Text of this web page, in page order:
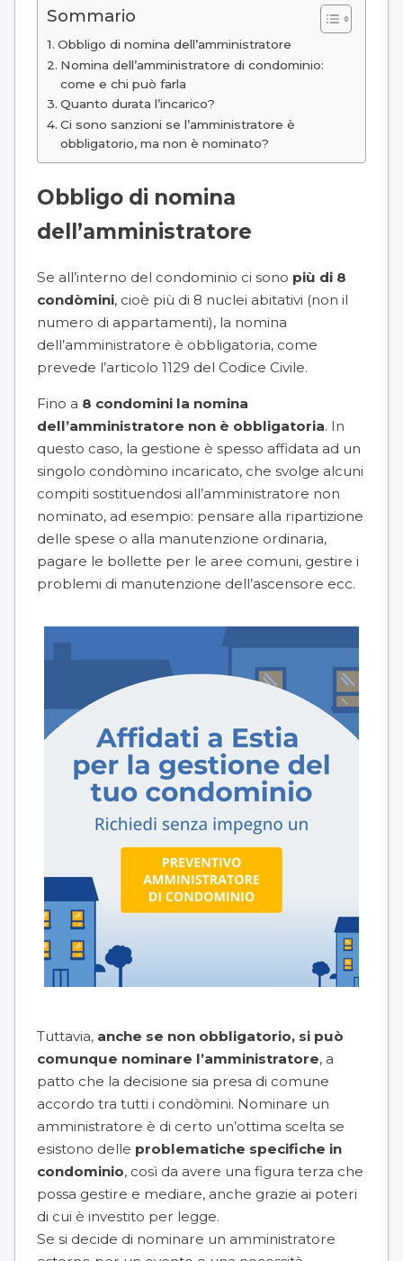
Sommario
Obbligo di nomina dell’amministratore
Nomina dell’amministratore di condominio:
come e chi può farla
Quanto durata l’incarico?
Ci sono sanzioni se l’amministratore è
obbligatorio, ma non è nominato?
Obbligo di nomina
dell’amministratore
Se all’interno del condominio ci sono più di 8
condòmini, cioè più di 8 nuclei abitativi (non il
numero di appartamenti), la nomina
dell’amministratore è obbligatoria, come
prevede l’articolo 1129 del Codice Civile.
Fino a 8 condomini la nomina
dell’amministratore non è obbligatoria. In
questo caso, la gestione è spesso affidata ad un
singolo condòmino incaricato, che svolge alcuni
compiti sostituendosi all’amministratore non
nominato, ad esempio: pensare alla ripartizione
delle spese o alla manutenzione ordinaria,
pagare le bollette per le aree comuni, gestire i
problemi di manutenzione dell’ascensore ecc.
Tuttavia, anche se non obbligatorio, si può
comunque nominare l’amministratore, a
patto che la decisione sia presa di comune
accordo tra tutti i condòmini. Nominare un
amministratore è di certo un’ottima scelta se
esistono delle problematiche specifiche in
condominio, così da avere una figura terza che
possa gestire e mediare, anche grazie ai poteri
di cui è investito per legge.
Se si decide di nominare un amministratore